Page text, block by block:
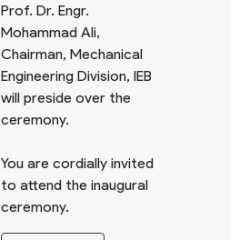
Prof. Dr. Engr.
Mohammad Ali,
Chairman, Mechanical
Engineering Division, IEB
will preside over the
ceremony.
You are cordially invited
to attend the inaugural
ceremony.